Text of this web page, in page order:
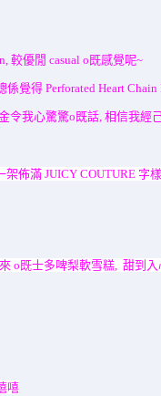
較優閒 casual o既感覺呢~
係覺得 Perforated Heart
令我心驚驚o既話, 相信我經
架佈滿JUICY COUTURE 字
o既士多啤梨軟雪糕, 甜到入
嘻